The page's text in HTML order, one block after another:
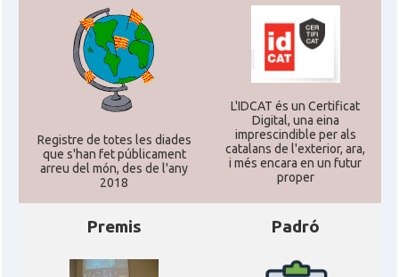
Registre de totes les diades
que s'han fet públicament
arreu del món, des de l'any
2018
L'IDCAT és un Certificat
Digital, una eina
imprescindible per als
catalans de l'exterior, ara,
i més encara en un futur
proper
Premis Padró